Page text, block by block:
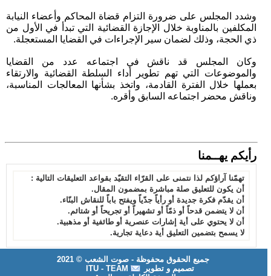
وشدد المجلس على ضرورة التزام قضاة المحاكم وأعضاء النيابة
المكلفين بالمناوبة خلال الإجازة القضائية التي تبدأ في الأول من
ذي الحجة، وذلك لضمان سير الإجراءات في القضايا المستعجلة.
وكان المجلس قد ناقش في اجتماعه عدد من القضايا
والموضوعات التي تهم تطوير أداء السلطة القضائية والارتقاء
بعملها خلال الفترة القادمة، واتخذ بشأنها المعالجات المناسبة،
وناقش محضر اجتماعه السابق وأقره.
رأيكم يهــمنا
تهمّنا آراؤكم لذا نتمنى على القرّاء التقيّد بقواعد التعليقات التالية :
أن يكون للتعليق صلة مباشرة بمضمون المقال.
أن يقدّم فكرة جديدة أو رأياً جدّياً ويفتح باباً للنقاش البنّاء.
أن لا يتضمن قدحاً أو ذمّاً أو تشهيراً أو تجريحاً أو شتائم.
أن لا يحتوي على أية إشارات عنصرية أو طائفية أو مذهبية.
لا يسمح بتضمين التعليق أية دعاية تجارية.
جميع الحقوق محفوظة - صوت الشعب © 2021
تصميم و تطوير
ITU - TEAM